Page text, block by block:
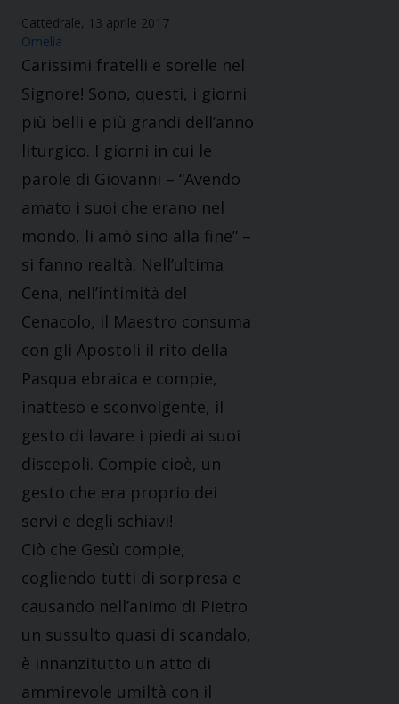
Cattedrale, 13 aprile 2017
Omelia
Carissimi fratelli e sorelle nel
Signore! Sono, questi, i giorni
più belli e più grandi dell’anno
liturgico. I giorni in cui le
parole di Giovanni – “Avendo
amato i suoi che erano nel
mondo, li amò sino alla fine” –
si fanno realtà. Nell’ultima
Cena, nell’intimità del
Cenacolo, il Maestro consuma
con gli Apostoli il rito della
Pasqua ebraica e compie,
inatteso e sconvolgente, il
gesto di lavare i piedi ai suoi
discepoli. Compie cioè, un
gesto che era proprio dei
servi e degli schiavi!
Ciò che Gesù compie,
cogliendo tutti di sorpresa e
causando nell’animo di Pietro
un sussulto quasi di scandalo,
è innanzitutto un atto di
ammirevole umiltà con il